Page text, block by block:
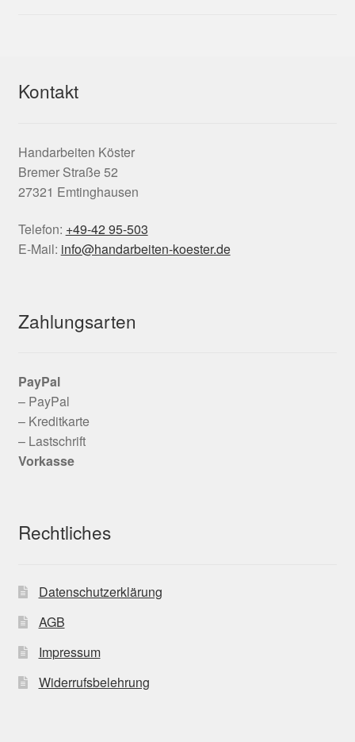
Kontakt
Handarbeiten Köster
Bremer Straße 52
27321 Emtinghausen
Telefon: +49-42 95-503
E-Mail: info@handarbeiten-koester.de
Zahlungsarten
PayPal
– PayPal
– Kreditkarte
– Lastschrift
Vorkasse
Rechtliches
Datenschutzerklärung
AGB
Impressum
Widerrufsbelehrung